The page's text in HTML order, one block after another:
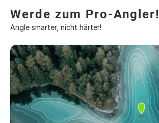
Werde zum Pro-Angler!
Angle smarter, nicht härter!